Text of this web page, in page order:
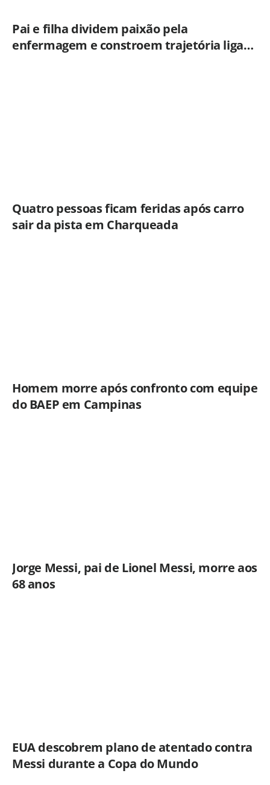
Pai e filha dividem paixão pela
enfermagem e constroem trajetória ligada
Quatro pessoas ficam feridas após carro
sair da pista em Charqueada
Homem morre após confronto com equipe
do BAEP em Campinas
Jorge Messi, pai de Lionel Messi, morre aos
68 anos
EUA descobrem plano de atentado contra
Messi durante a Copa do Mundo